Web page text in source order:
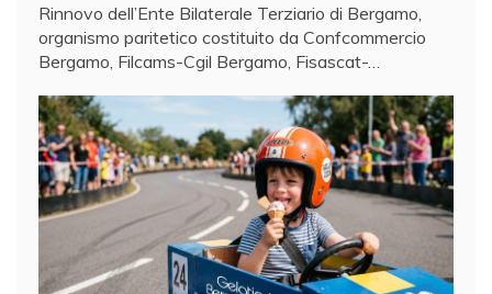
Rinnovo dell’Ente Bilaterale Terziario di Bergamo,
organismo paritetico costituito da Confcommercio
Bergamo, Filcams-Cgil Bergamo, Fisascat-…